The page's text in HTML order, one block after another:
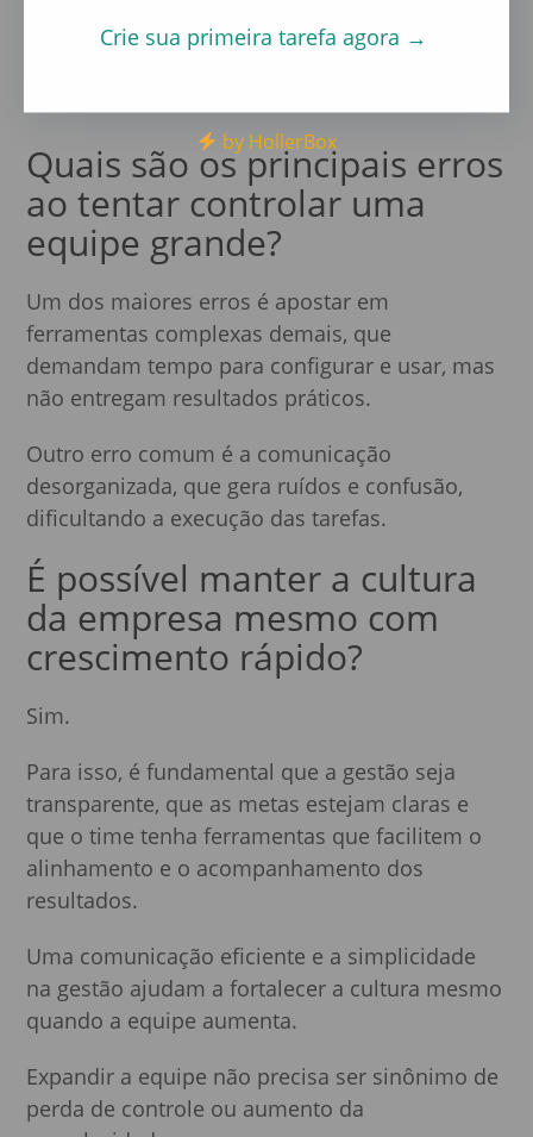
Automatizar processos e usar inteligência
Quais são os principais erros
ao tentar controlar uma
equipe grande?
Um dos maiores erros é apostar em
ferramentas complexas demais, que
demandam tempo para configurar e usar, mas
não entregam resultados práticos.
Outro erro comum é a comunicação
desorganizada, que gera ruídos e confusão,
dificultando a execução das tarefas.
É possível manter a cultura
da empresa mesmo com
crescimento rápido?
Sim.
Para isso, é fundamental que a gestão seja
transparente, que as metas estejam claras e
que o time tenha ferramentas que facilitem o
alinhamento e o acompanhamento dos
resultados.
Uma comunicação eficiente e a simplicidade
na gestão ajudam a fortalecer a cultura mesmo
quando a equipe aumenta.
Expandir a equipe não precisa ser sinônimo de
perda de controle ou aumento da
Crie sua primeira tarefa agora →
by HollerBox